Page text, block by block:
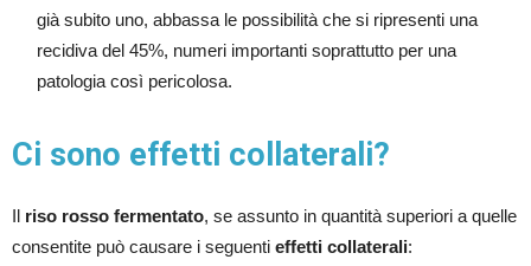
già subito uno, abbassa le possibilità che si ripresenti una
recidiva del 45%, numeri importanti soprattutto per una
patologia così pericolosa.
Ci sono effetti collaterali?
Il riso rosso fermentato, se assunto in quantità superiori a quelle
consentite può causare i seguenti effetti collaterali: